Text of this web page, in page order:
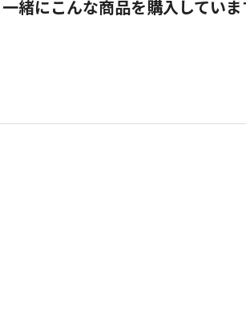
緒にこんな商品を購入していま